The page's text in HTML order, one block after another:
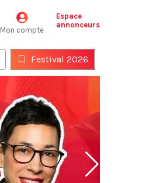
Mon compte
Espace
annonceurs
Festival 2026